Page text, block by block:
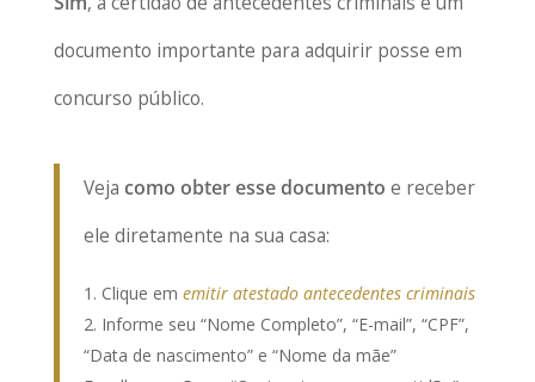
documento importante para adquirir posse em
concurso público.
Veja como obter esse documento e receber
ele diretamente na sua casa:
Clique em emitir atestado antecedentes criminais
Informe seu “Nome Completo”, “E-mail”, “CPF”,
“Data de nascimento” e “Nome da mãe”